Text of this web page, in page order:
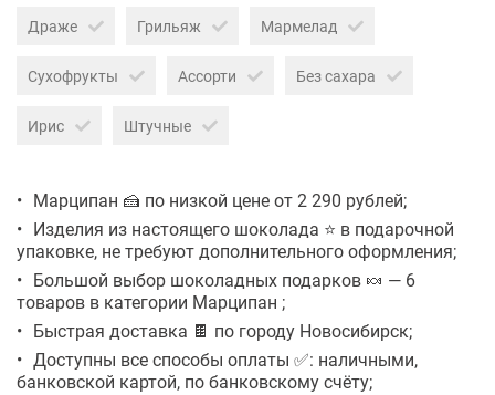
Драже Грильяж Мармелад
Сухофрукты Ассорти Без сахара
Ирис Штучные
Марципан 🍰 по низкой цене от 2 290 рублей;
Изделия из настоящего шоколада ⭐ в подарочной
упаковке, не требуют дополнительного оформления;
Большой выбор шоколадных подарков 🍬 — 6
товаров в категории Марципан ;
Быстрая доставка 🍫 по городу Новосибирск;
Доступны все способы оплаты ✅: наличными,
банковской картой, по банковскому счёту;